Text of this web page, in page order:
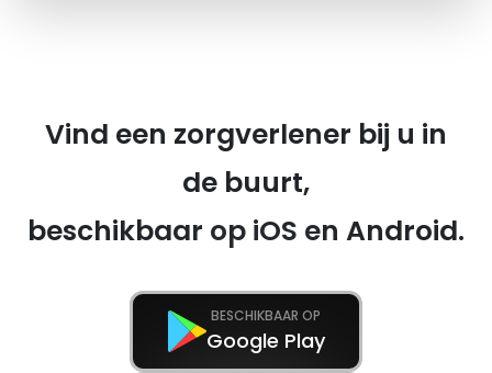
Vind een zorgverlener bij u in
de buurt,
beschikbaar op iOS en Android.
BESCHIKBAAR OP
Google Play